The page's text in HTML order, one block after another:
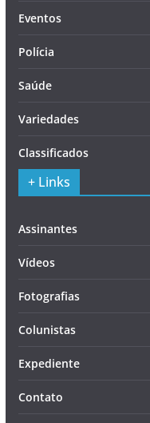
Eventos
Polícia
Saúde
Variedades
Classificados
+ Links
Assinantes
Vídeos
Fotografias
Colunistas
Expediente
Contato